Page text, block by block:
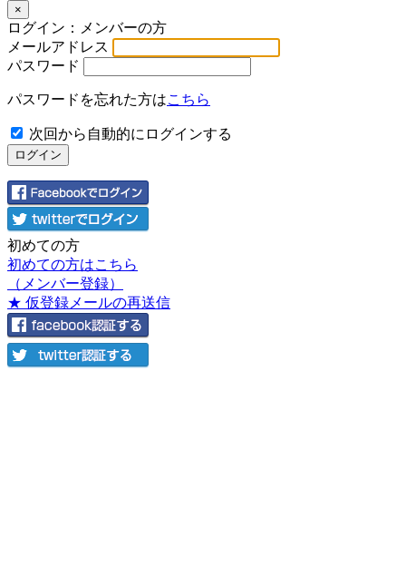
×
ログイン：メンバーの方
メールアドレス
パスワード
パスワードを忘れた方はこちら
次回から自動的にログインする
初めての方
初めての方はこちら
（メンバー登録）
★ 仮登録メールの再送信